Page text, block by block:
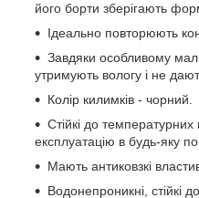
його борти зберігають
Ідеально повторюють
Завдяки особливому
утримують вологу і не
Колір килимків - чорний.
Стійкі до температурних
експлуатацію в будь-яку
Мають антиковзкі
Водонепроникні, стійкі